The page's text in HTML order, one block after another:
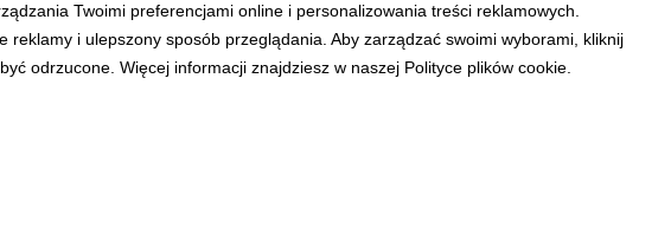
1.jpg
Pobierz
www.serycastello.pl.png
grafika |7,77 MB
Twoimi preferencjami online i personalizowania treści reklamowych.
i ulepszony sposób przeglądania. Aby zarządzać swoimi wyborami, kliknij
odrzucone. Więcej informacji znajdziesz w naszej Polityce plików cookie.